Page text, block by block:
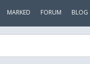
MARKED FORUM BLOG